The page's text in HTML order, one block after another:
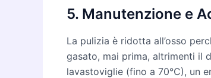
5. Manutenzione e
La pulizia è ridotta all’osso
gasato, mai prima, altrimenti il
lavastoviglie (fino a 70°C), un